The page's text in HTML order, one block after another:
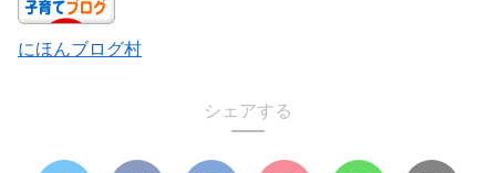
にほんブログ村
シェアする